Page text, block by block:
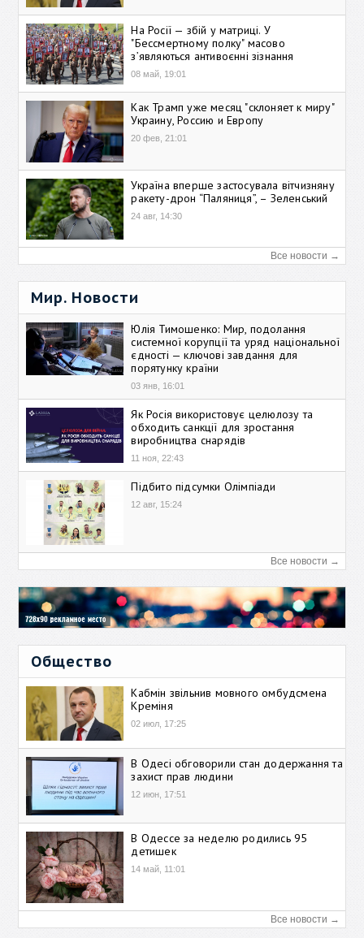
На Росії — збій у матриці. У
"Бессмертному полку" масово
зʼявляються антивоєнні зізнання
08 май, 19:01
Как Трамп уже месяц "склоняет к миру"
Украину, Россию и Европу
20 фев, 21:01
Україна вперше застосувала вітчизняну
ракету-дрон “Паляниця”, – Зеленський
24 авг, 14:30
Все новости →
Мир. Новости
Юлія Тимошенко: Мир, подолання
системної корупції та уряд національної
єдності — ключові завдання для
порятунку країни
03 янв, 16:01
Як Росія використовує целюлозу та
обходить санкції для зростання
виробництва снарядів
11 ноя, 22:43
Підбито підсумки Олімпіади
12 авг, 15:24
Все новости →
Общество
Кабмін звільнив мовного омбудсмена
Креміня
02 июл, 17:25
В Одесі обговорили стан додержання та
захист прав людини
12 июн, 17:51
В Одессе за неделю родились 95
детишек
14 май, 11:01
Все новости →